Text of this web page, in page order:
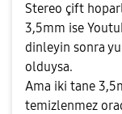
Stereo çift
3,5mm ise
dinleyin sonra
olduysa.
Ama iki tane
temizlenmez